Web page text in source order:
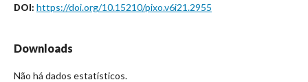
DOI: https://doi.org/10.15210/pixo.v6i21.2955
Downloads
Não há dados estatísticos.